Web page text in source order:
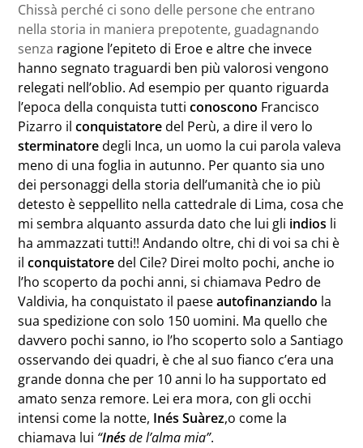
Chissà perché ci sono delle persone che entrano
nella storia in maniera prepotente, guadagnando
senza ragione l’epiteto di Eroe e altre che invece
hanno segnato traguardi ben più valorosi vengono
relegati nell’oblio. Ad esempio per quanto riguarda
l’epoca della conquista tutti conoscono Francisco
Pizarro il conquistatoredel Perù, a dire il vero lo
sterminatoredegli Inca, un uomo la cui parola valeva
meno di una foglia in autunno. Per quanto sia uno
dei personaggi della storia dell’umanità che io più
detesto è seppellito nella cattedrale di Lima, cosa che
mi sembra alquanto assurda dato che lui gli indios li
ha ammazzati tutti!! Andando oltre, chi di voi sa chi è
il conquistatoredel Cile? Direi molto pochi, anche io
l’ho scoperto da pochi anni, si chiamava Pedro de
Valdivia, ha conquistato il paeseautofinanziando la
sua spedizione con solo 150 uomini. Ma quello che
davvero pochi sanno, io l’ho scoperto solo a Santiago
osservando dei quadri, è che al suo fianco c’era una
grande donna che per 10 anni lo ha supportato ed
amato senza remore. Lei era mora, con gli occhi
intensi come la notte, Inés Suàrez,o come la
chiamava lui “Inésde l’alma mia”.